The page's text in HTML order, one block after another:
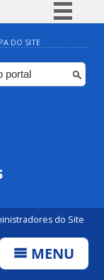
BR
DO SITE
do Site
MENU